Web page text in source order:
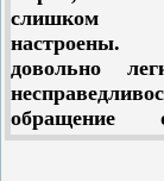
образом,
Это был
оставило
в жизни
славы ни
слишком
настроены.
довольно
обращение
питание и